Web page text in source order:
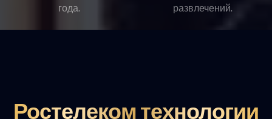
года.
развлечений.
Ростелеком технологии